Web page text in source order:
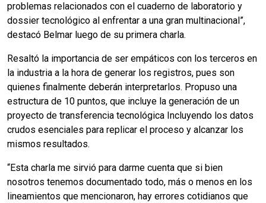
problemas relacionados con el cuaderno de laboratorio y
dossier tecnológico al enfrentar a una gran multinacional”,
destacó Belmar luego de su primera charla.
Resaltó la importancia de ser empáticos con los terceros en
la industria a la hora de generar los registros, pues son
quienes finalmente deberán interpretarlos. Propuso una
estructura de 10 puntos, que incluye la generación de un
proyecto de transferencia tecnológica Incluyendo los datos
crudos esenciales para replicar el proceso y alcanzar los
mismos resultados.
“Esta charla me sirvió para darme cuenta que si bien
nosotros tenemos documentado todo, más o menos en los
lineamientos que mencionaron, hay errores cotidianos que